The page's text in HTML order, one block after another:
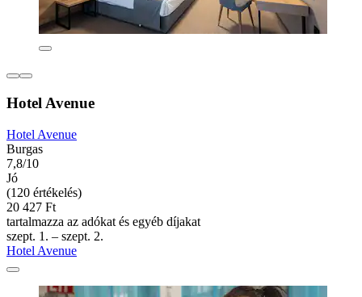
Hotel Avenue
Hotel Avenue
Burgas
7,8/10
Jó
(120 értékelés)
20 427 Ft
tartalmazza az adókat és egyéb díjakat
szept. 1. – szept. 2.
Hotel Avenue